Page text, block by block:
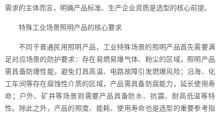
需求的主体而言，明确产品标准、生产企业资质是选型的核心前提。
特殊工业场景照明产品的核心要求
不同于普通民用照明产品，工业特殊场景的照明产品首先需要满
足对应场景的防护要求：存在易燃易爆气体、粉尘的区域，照明产品
需具备防爆性能，避免灯具高温、电路故障引发燃爆风险；沿海、化
工车间等存在腐蚀性介质的区域，产品需具备防腐能力，延长使用寿
命；户外、矿井等场景则需要产品具备防水、抗震、耐高低温等特
性。除此之外，产品的照度、能耗、使用寿命也是选型的重要参考指